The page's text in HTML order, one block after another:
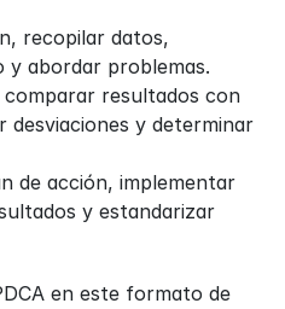
recopilar datos,
y abordar problemas.
comparar resultados con
desviaciones y determinar
de acción, implementar
y estandarizar
en este formato de